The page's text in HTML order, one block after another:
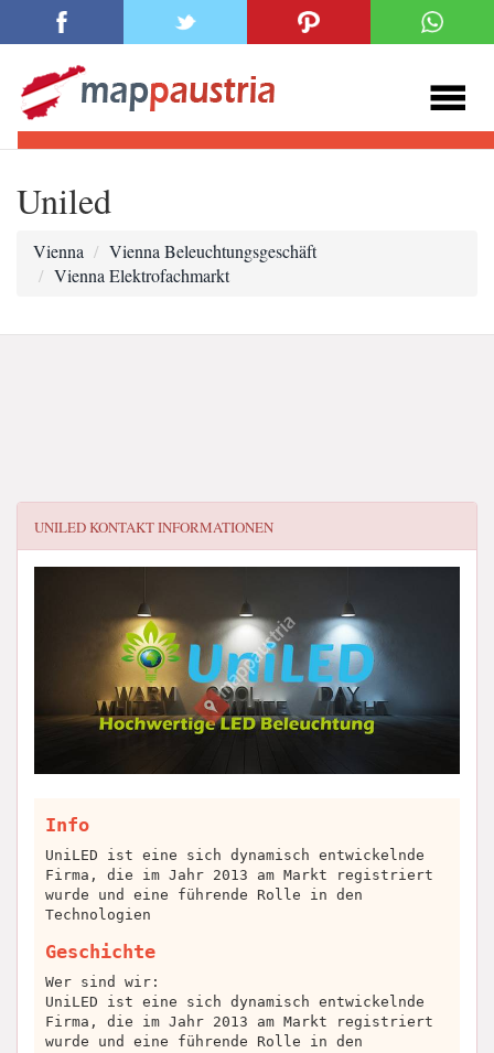
Uniled
Vienna
Vienna Beleuchtungsgeschäft
Vienna Elektrofachmarkt
UNILEDKONTAKT INFORMATIONEN
Info
UniLED ist eine sich dynamisch entwickelnde
Firma, die im Jahr 2013 am Markt registriert
wurde und eine führende Rolle in den
Technologien
Geschichte
Wer sind wir:
UniLED ist eine sich dynamisch entwickelnde
Firma, die im Jahr 2013 am Markt registriert
wurde und eine führende Rolle in den